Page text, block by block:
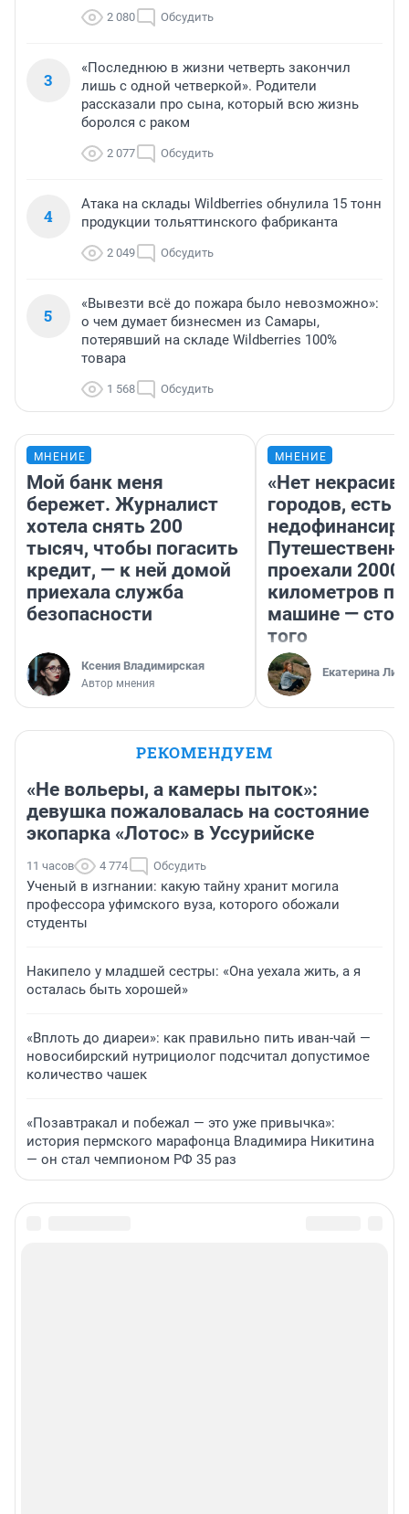
2 080 Обсудить
3
«Последнюю в жизни четверть закончил
лишь с одной четверкой». Родители
рассказали про сына, который всю жизнь
боролся с раком
2 077 Обсудить
4
Атака на склады Wildberries обнулила 15 тонн
продукции тольяттинского фабриканта
2 049 Обсудить
5
«Вывезти всё до пожара было невозможно»:
о чем думает бизнесмен из Самары,
потерявший на складе Wildberries 100%
товара
1 568 Обсудить
МНЕНИЕ
Мой банк меня
бережет. Журналист
хотела снять 200
тысяч, чтобы погасить
кредит, — к ней домой
приехала служба
безопасности
Ксения Владимирская
Автор мнения
МНЕНИЕ
«Нет
городов, есть
проехали 2000
километров по
машине —
того
Екатерина
РЕКОМЕНДУЕМ
«Не вольеры, а камеры пыток»:
девушка пожаловалась на состояние
экопарка «Лотос» в Уссурийске
11 часов 4 774 Обсудить
Ученый в изгнании: какую тайну хранит могила
профессора уфимского вуза, которого обожали
студенты
Накипело у младшей сестры: «Она уехала жить, а я
осталась быть хорошей»
«Вплоть до диареи»: как правильно пить иван-чай —
новосибирский нутрициолог подсчитал допустимое
количество чашек
«Позавтракал и побежал — это уже привычка»:
история пермского марафонца Владимира Никитина
— он стал чемпионом РФ 35 раз